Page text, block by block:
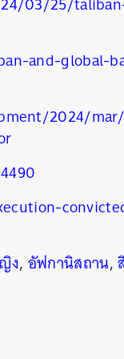
and-global-
2024/
ง, อัฟกานิสถาน,